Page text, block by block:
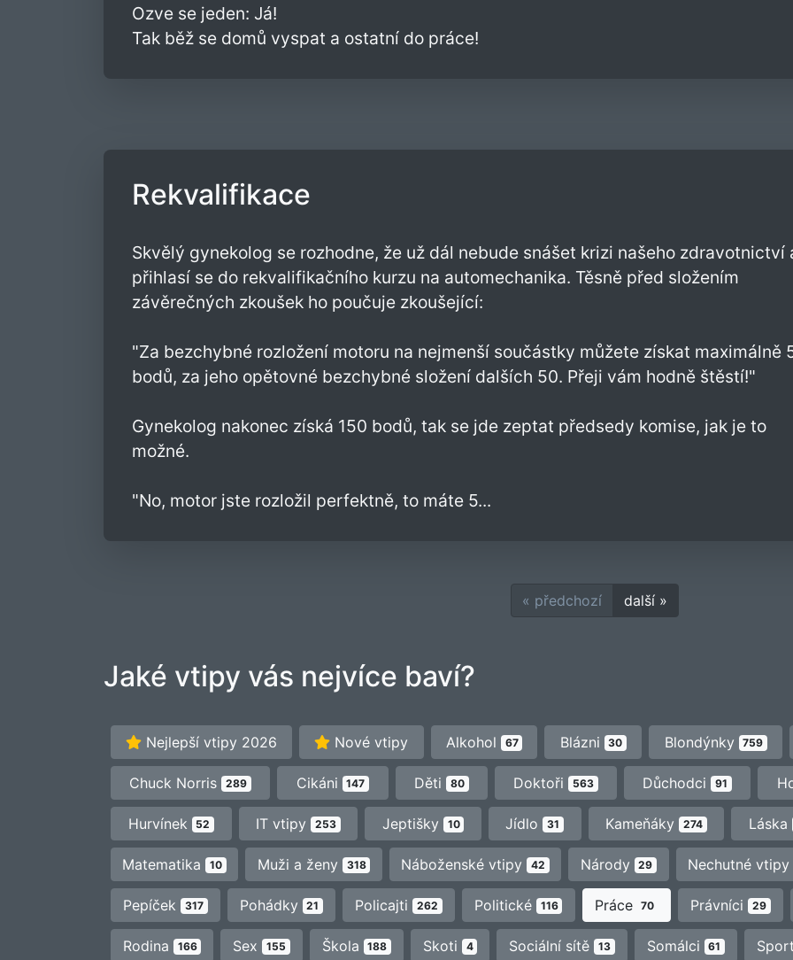
Ozve se jeden: Já!
Tak běž se domů vyspat a ostatní do práce!
Rekvalifikace
Skvělý gynekolog se rozhodne, že už dál nebude snášet krizi našeho zdravotnictví
přihlasí se do rekvalifikačního kurzu na automechanika. Těsně před složením
závěrečných zkoušek ho poučuje zkoušející:
"Za bezchybné rozložení motoru na nejmenší součástky můžete získat maximálně
bodů, za jeho opětovné bezchybné složení dalších 50. Přeji vám hodně štěstí!"
Gynekolog nakonec získá 150 bodů, tak se jde zeptat předsedy komise, jak je to
možné.
"No, motor jste rozložil perfektně, to máte 5...
« předchozí další »
Jaké vtipy vás nejvíce baví?
Nejlepší vtipy 2026 Nové vtipy Alkohol 67 Blázni 30 Blondýnky 759
Chuck Norris 289 Cikáni 147 Děti 80 Doktoři 563 Důchodci 91
Hurvínek 52 IT vtipy 253 Jeptišky 10 Jídlo 31 Kameňáky 274 Láska
Matematika 10 Muži a ženy 318 Náboženské vtipy 42 Národy 29 Nechutné
Pepíček 317 Pohádky 21 Policajti 262 Politické 116 Práce 70 Právníci 29
Rodina 166 Sex 155 Škola 188 Skoti 4 Sociální sítě 13 Somálci 61